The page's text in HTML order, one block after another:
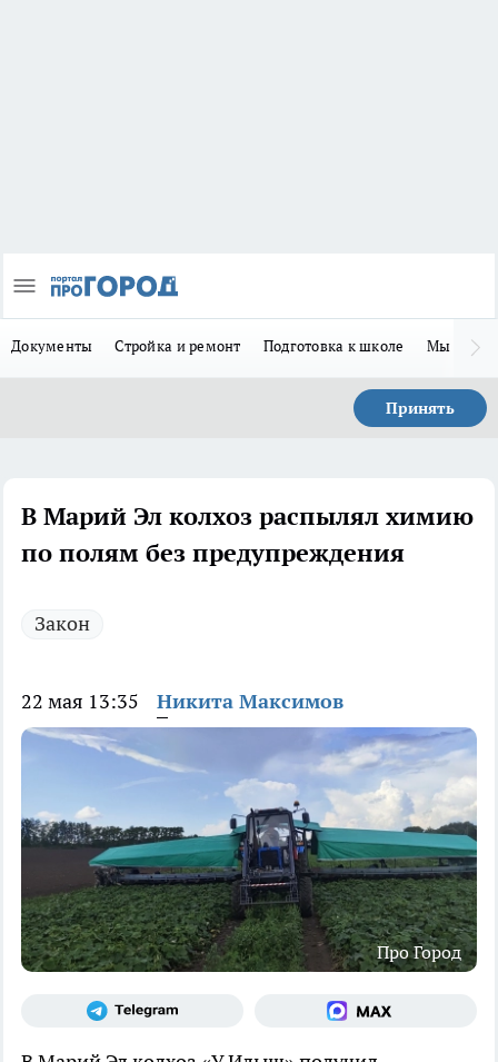
Документы Стройка и ремонт Подготовка к школе Мы в MAX
Принять
В Марий Эл колхоз распылял химию
по полям без предупреждения
Закон
22 мая 13:35 Никита Максимов
Про Город